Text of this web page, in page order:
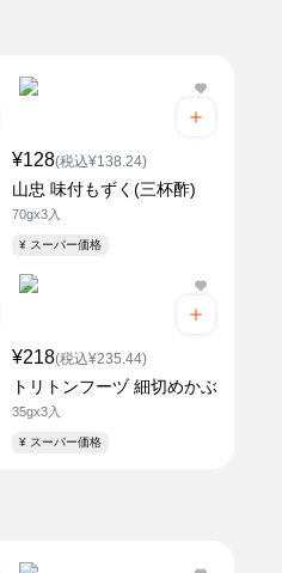
¥128(税込¥138.24)
山忠 味付もずく(三杯酢)
70gx3入
¥ スーパー価格
¥218(税込¥235.44)
トリトンフーヅ 細切めかぶ
35gx3入
¥ スーパー価格